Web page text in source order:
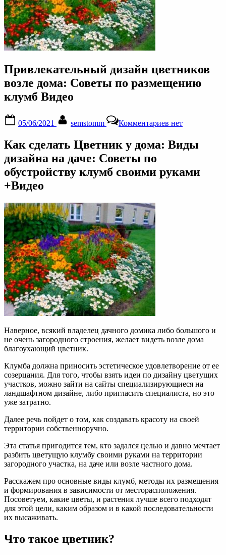
Привлекательный дизайн цветников
возле дома: Советы по размещению
клумб Видео
on
05/06/2021 semstomm Комментариевзаписи
дизайн
дома:
нет
Как сделать Цветник у дома: Виды
дизайна на даче: Советы по
обустройству клумб своими руками
+Видео
Наверное, всякий владелец дачного домика либо большого и
не очень загородного строения, желает видеть возле дома
благоухающий цветник.
Клумба должна приносить эстетическое удовлетворение от ее
созерцания. Для того, чтобы взять идеи по дизайну цветущих
участков, можно зайти на сайты специализирующиеся на
ландшафтном дизайне, либо пригласить специалиста, но это
уже затратно.
Далее речь пойдет о том, как создавать красоту на своей
территории собственноручно.
Эта статья пригодится тем, кто задался целью и давно мечтает
разбить цветущую клумбу своими руками на территории
загородного участка, на даче или возле частного дома.
Расскажем про основные виды клумб, методы их размещения
и формирования в зависимости от месторасположения.
Посоветуем, какие цветы, и растения лучше всего подходят
для этой цели, каким образом и в какой последовательности
их высаживать.
Что такое цветник?